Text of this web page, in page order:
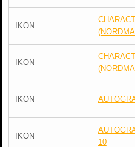
IKON
IKON
IKON
IKON
10